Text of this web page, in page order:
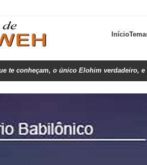
Início
te conheçam, o único Elohim verdadeiro,